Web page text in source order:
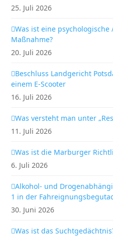
25. Juli 2026
Was ist eine
Maßnahme?
20. Juli 2026
Beschluss Landgericht
einem E-Scooter
16. Juli 2026
Was versteht man unter
11. Juli 2026
Was ist die Marburger
6. Juli 2026
Alkohol- und
1 in der
30. Juni 2026
Was ist das